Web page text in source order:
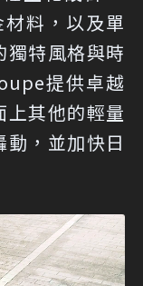
料，以及單
獨特風格與時
提供卓越
上其他的輕量
，並加快日